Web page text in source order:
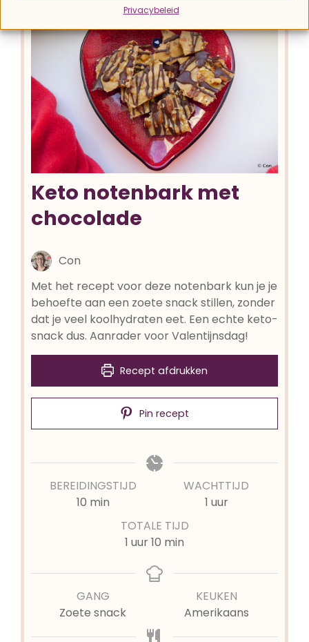
Privacybeleid
Keto notenbark met
chocolade
Con
Met het recept voor deze notenbark kun je je
behoefte aan een zoete snack stillen, zonder
dat je veel koolhydraten eet. Een echte keto-
snack dus. Aanrader voor Valentijnsdag!
Recept afdrukken
Pin recept
BEREIDINGSTIJD
10minuten
min
WACHTTIJD
1uur
uur
TOTALE TIJD
1 uur
uur10 minuten
min
GANG
Zoete snack
KEUKEN
Amerikaans